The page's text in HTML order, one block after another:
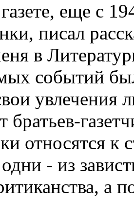
еще с
писал
в
событий
увлечения
братьев-
относятся
- из
а